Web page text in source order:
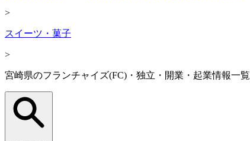
>
スイーツ・菓子
>
宮崎県のフランチャイズ(FC)・独立・開業・起業情報一覧